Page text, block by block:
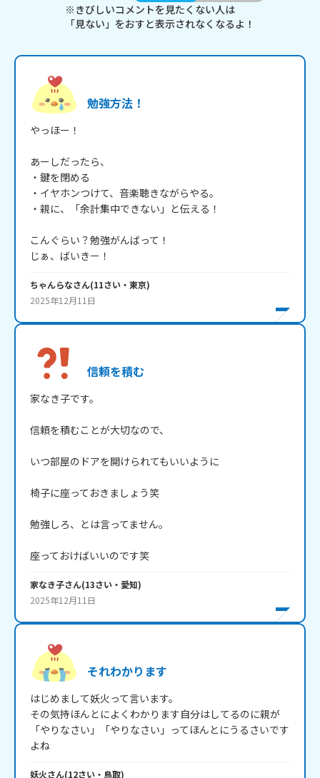
※きびしいコメントを見たくない人は
「見ない」をおすと表示されなくなるよ！
勉強方法！
やっほー！
あーしだったら、
・鍵を閉める
・イヤホンつけて、音楽聴きながらやる。
・親に、「余計集中できない」と伝える！
こんぐらい？勉強がんばって！
じぁ、ばいきー！
ちゃんらなさん(11さい・ 東京)
2025年12月11日
信頼を積む
家なき子です。
信頼を積むことが大切なので、
いつ部屋のドアを開けられてもいいように
椅子に座っておきましょう笑
勉強しろ、とは言ってません。
座っておけばいいのです笑
家なき子さん(13さい・ 愛知)
2025年12月11日
それわかります
はじめまして妖火って言います。
その気持ほんとによくわかります自分はしてるのに親が
「やりなさい」「やりなさい」ってほんとにうるさいです
よね
妖火さん(12さい・ 鳥取)